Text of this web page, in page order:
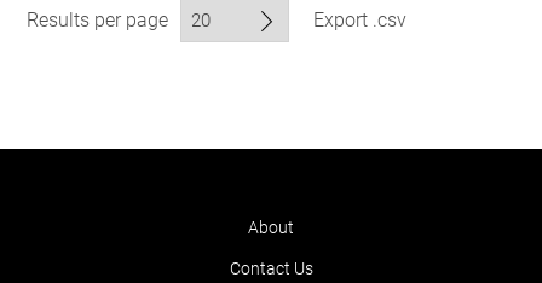
Results per page Export .csv
About
Contact Us